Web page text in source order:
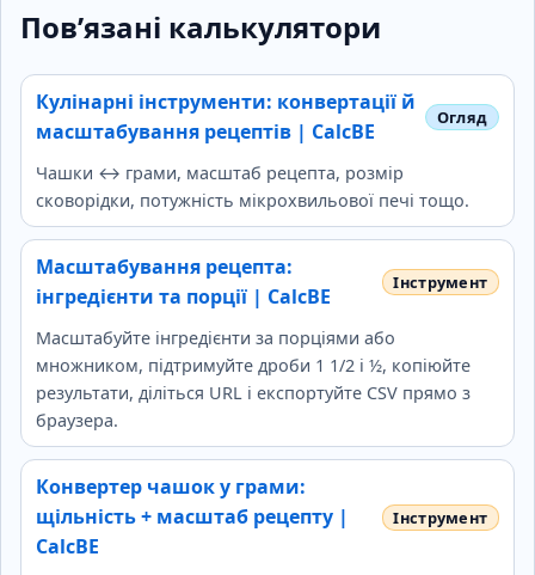
Пов’язані калькулятори
Кулінарні інструменти: конвертації й
масштабування рецептів | CalcBE
Чашки ↔ грами, масштаб рецепта, розмір
сковорідки, потужність мікрохвильової печі тощо.
Масштабування рецепта:
інгредієнти та порції | CalcBE
Масштабуйте інгредієнти за порціями або
множником, підтримуйте дроби 1 1/2 і ½, копіюйте
результати, діліться URL і експортуйте CSV прямо з
браузера.
Конвертер чашок у грами:
щільність + масштаб рецепту |
CalcBE